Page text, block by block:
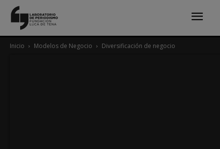
Inicio Modelos de Negocio Diversificación de negocio